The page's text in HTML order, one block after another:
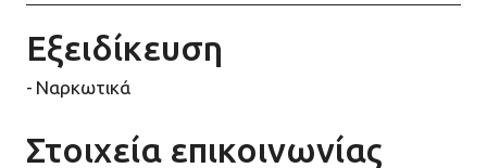
Εξειδίκευση
Ναρκωτικά
Στοιχεία επικοινωνίας